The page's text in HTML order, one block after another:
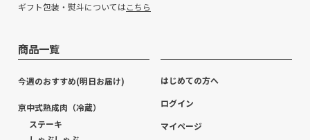
ギフト包装・熨斗についてはこちら
商品一覧
今週のおすすめ(明日お届け)
京中式熟成肉（冷蔵）
ステーキ
はじめての方へ
ログイン
マイページ